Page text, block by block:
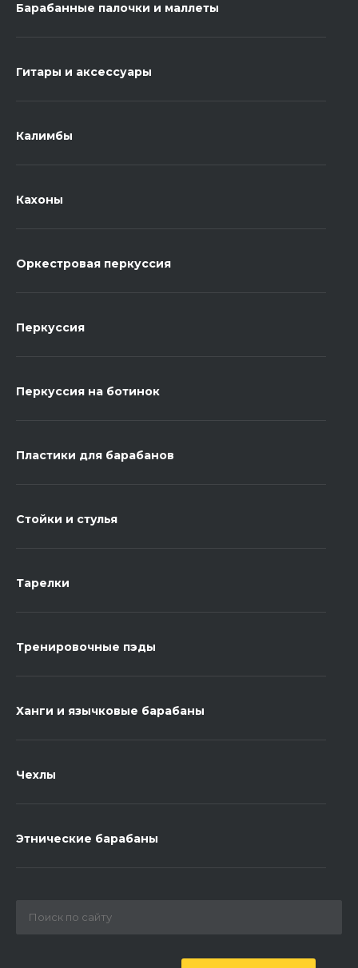
Барабанные палочки и маллеты
Гитары и аксессуары
Калимбы
Кахоны
Оркестровая перкуссия
Перкуссия
Перкуссия на ботинок
Пластики для барабанов
Стойки и стулья
Тарелки
Тренировочные пэды
Ханги и язычковые барабаны
Чехлы
Этнические барабаны